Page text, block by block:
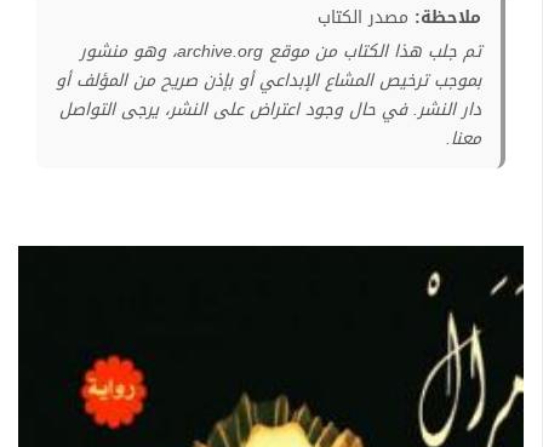
ملاحظة: مصدر الكتاب
تم جلب هذا الكتاب من موقع archive.org، وهو منشور
بموجب ترخيص المشاع الإبداعي أو بإذن صريح من المؤلف أو
دار النشر. في حال وجود اعتراض على النشر، يرجى التواصل
معنا.